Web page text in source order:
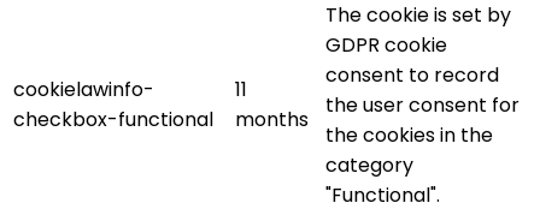
cookielawinfo-
checkbox-functional
11
months
The cookie is set by
GDPR cookie
consent to record
the user consent for
the cookies in the
category
"Functional".